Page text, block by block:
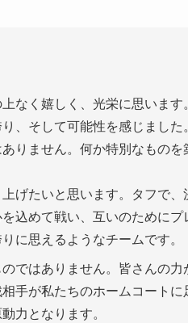
なく嬉しく、光栄に思います
、そして可能性を感じました
りません。何か特別なものを
げたいと思います。タフで
込めて戦い、互いのためにプ
に思えるようなチームです。
ではありません。皆さんの
手が私たちのホームコート
力となります。